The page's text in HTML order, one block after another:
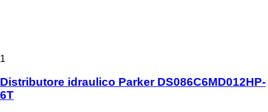
1
Distributore idraulico Parker DS086C6MD012HP-
6T